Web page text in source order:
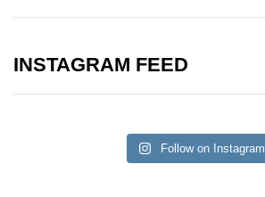
INSTAGRAM FEED
Follow on Instagram